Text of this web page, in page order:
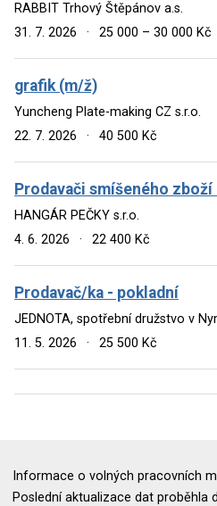
RABBIT Trhový Štěpánov a.s.
31. 7. 2026
· 25 000 – 30 000 Kč
grafik (m/ž)
Yuncheng Plate-making CZ s.r.o.
22. 7. 2026
· 40 500 Kč
Prodavači smíšeného zboží
HANGÁR PEČKY s.r.o.
4. 6. 2026
· 22 400 Kč
Prodavač/ka - pokladní
JEDNOTA, spotřební družstvo v
11. 5. 2026
· 25 500 Kč
Informace o volných pracovních
Poslední aktualizace dat proběhla